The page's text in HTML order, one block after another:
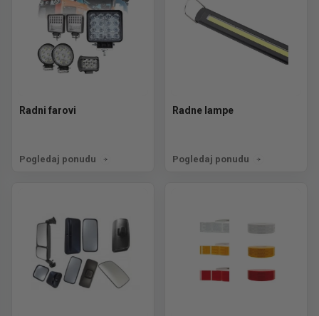
Radni farovi
Pogledaj ponudu
Radne lampe
Pogledaj ponudu